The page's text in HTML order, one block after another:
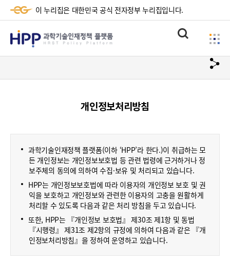
이 누리집은 대한민국 공식 전자정부 누리집입니다.
HPP
과
재
책
랫
HRST
통
합
색
사
이
메
url
복
개인정보처리방침
과학기술인재정책 플랫폼(이하 ‘HPP’라 한다.)이 취급하는 모
든 개인정보는 개인정보보호법 등 관련 법령에 근거하거나 정
보주체의 동의에 의하여 수집·보유 및 처리되고 있습니다.
HPP는 개인정보보호법에 따라 이용자의 개인정보 보호 및 권
익을 보호하고 개인정보와 관련한 이용자의 고충을 원활하게
처리할 수 있도록 다음과 같은 처리 방침을 두고 있습니다.
또한, HPP는 『개인정보 보호법』 제30조 제1항 및 동법
『시행령』 제31조 제2항의 규정에 의하여 다음과 같은 『개
인정보처리방침』을 정하여 운영하고 있습니다.